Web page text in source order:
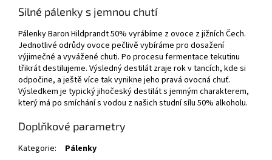
Silné pálenky s jemnou chutí
Pálenky Baron Hildprandt 50% vyrábíme z ovoce z jižních Čech.
Jednotlivé odrůdy ovoce pečlivě vybíráme pro dosažení
výjimečné a vyvážené chuti. Po procesu fermentace tekutinu
třikrát destilujeme. Výsledný destilát zraje rok v tancích, kde si
odpočine, a ještě více tak vynikne jeho pravá ovocná chuť.
Výsledkem je typický jihočeský destilát s jemným charakterem,
který má po smíchání s vodou z našich studní sílu 50% alkoholu.
Doplňkové parametry
Kategorie:
Pálenky